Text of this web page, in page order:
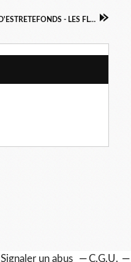
CASTELNAU D'ESTRETEFONDS - LES FLEURS DE PHILIPPE FOURNIER SONT BREVETÉES
Signaler un abus C.G.U.